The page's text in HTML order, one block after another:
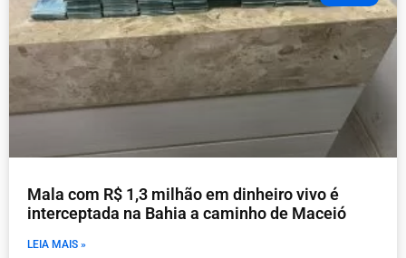
Mala com R$ 1,3 milhão em dinheiro vivo é
interceptada na Bahia a caminho de Maceió
LEIA MAIS »